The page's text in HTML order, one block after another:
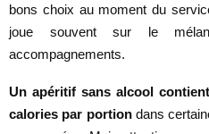
bons choix au moment du
joue souvent sur le
accompagnements.
Un apéritif sans alcool
calories par portiondans